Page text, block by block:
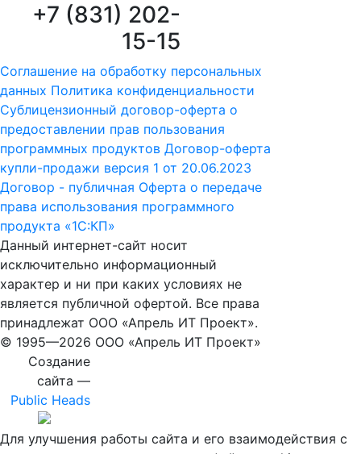
+7 (831) 202-
15-15
Соглашение на обработку персональных
данных Политика конфиденциальности
Сублицензионный договор-оферта о
предоставлении прав пользования
программных продуктов Договор-оферта
купли-продажи версия 1 от 20.06.2023
Договор - публичная Оферта о передаче
права использования программного
продукта «1С:КП»
Данный интернет-сайт носит
исключительно информационный
характер и ни при каких условиях не
является публичной офертой. Все права
принадлежат ООО «Апрель ИТ Проект».
© 1995—2026 ООО «Апрель ИТ Проект»
Создание
сайта —
Public Heads
Для улучшения работы сайта и его взаимодействия с